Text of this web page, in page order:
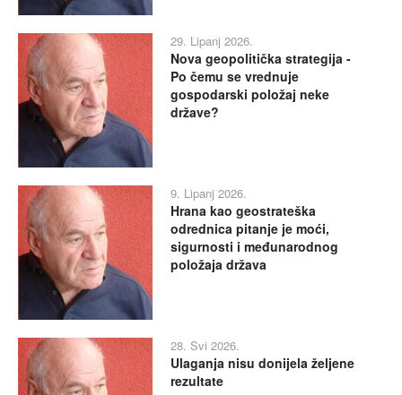
29. Lipanj 2026.
Nova geopolitička strategija -
Po čemu se vrednuje
gospodarski položaj neke
države?
9. Lipanj 2026.
Hrana kao geostrateška
odrednica pitanje je moći,
sigurnosti i međunarodnog
položaja država
28. Svi 2026.
Ulaganja nisu donijela željene
rezultate